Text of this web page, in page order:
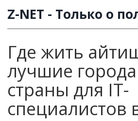
Z-NET - Только о
Где жить
лучшие
страны для IT-
специалистов